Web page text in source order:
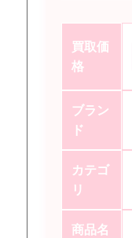
買取価
格
ブラン
ド
カテゴ
リ
商品名